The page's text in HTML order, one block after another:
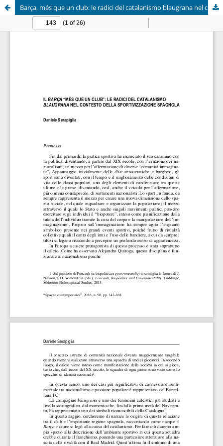
Barça, més que un club: le radici del catalanismo blaugrana nel contesto della sportivizzazione spagnola